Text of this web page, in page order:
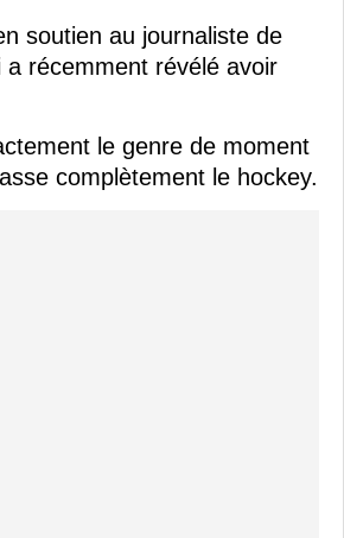
soutien au journaliste de
a récemment révélé avoir
le genre de moment
complètement le hockey.